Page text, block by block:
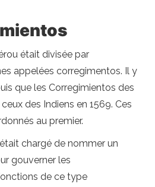
était divisée par
appelées corregimentos. Il y
que les Corregimientos des
des Indiens en 1569. Ces
au premier.
chargé de nommer un
gouverner les
de ce type